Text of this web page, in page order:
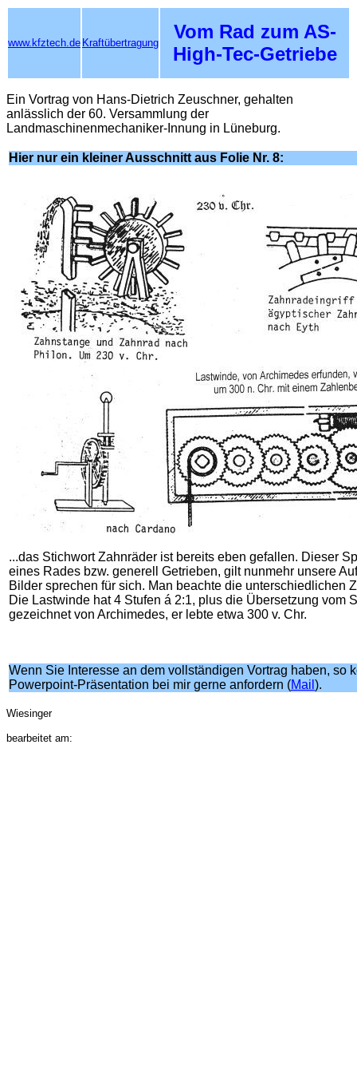
www.kfztech.de Kraftübertragung
Vom Rad zum AS-
High-Tec-Getriebe
Ein Vortrag von Hans-Dietrich Zeuschner, gehalten
anlässlich der 60. Versammlung der
Landmaschinenmechaniker-Innung in Lüneburg.
Hier nur ein kleiner Ausschnitt aus Folie Nr. 8:
...das Stichwort Zahnräder ist bereits eben gefallen. Dieser
eines Rades bzw. generell Getrieben, gilt nunmehr unsere
Bilder sprechen für sich. Man beachte die unterschiedlichen
Die Lastwinde hat 4 Stufen á 2:1, plus die Übersetzung vom
gezeichnet von Archimedes, er lebte etwa 300 v. Chr.
Wenn Sie Interesse an dem vollständigen Vortrag haben, so
Powerpoint-Präsentation bei mir gerne anfordern (Mail ).
Wiesinger
bearbeitet am: